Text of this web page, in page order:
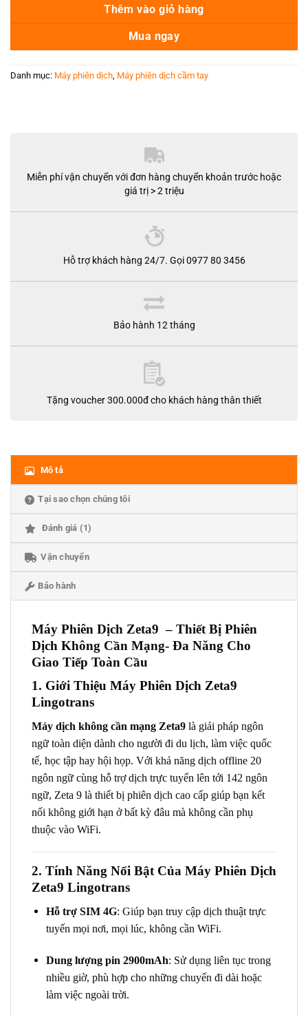
Thêm vào giỏ hàng
Mua ngay
Danh mục: Máy phiên dịch Máy phiên dịch cầm tay
Miễn phí vận chuyển với đơn hàng chuyển khoản trước hoặc
giá trị > 2 triệu
Hỗ trợ khách hàng 24/7. Gọi 0977 80 3456
Bảo hành 12 tháng
Tặng voucher 300.000đ cho khách hàng thân thiết
Mô tả
Tại sao chọn chúng tôi
Đánh giá (1)
Vận chuyển
Bảo hành
Máy Phiên Dịch Zeta9 – Thiết Bị Phiên
Dịch Không Cần Mạng- Đa Năng Cho
Giao Tiếp Toàn Cầu
1. Giới Thiệu Máy Phiên Dịch Zeta9
Lingotrans
Máy dịch không cần mạng Zeta9 là giải pháp ngôn
ngữ toàn diện dành cho người đi du lịch, làm việc quốc
tế, học tập hay hội họp. Với khả năng dịch offline 20
ngôn ngữ cùng hỗ trợ dịch trực tuyến lên tới 142 ngôn
ngữ, Zeta 9 là thiết bị phiên dịch cao cấp giúp bạn kết
nối không giới hạn ở bất kỳ đâu mà không cần phụ
thuộc vào WiFi.
2. Tính Năng Nổi Bật Của Máy Phiên Dịch
Zeta9 Lingotrans
Hỗ trợ SIM 4G: Giúp bạn truy cập dịch thuật trực
tuyến mọi nơi, mọi lúc, không cần WiFi.
Dung lượng pin 2900mAh: Sử dụng liên tục trong
nhiều giờ, phù hợp cho những chuyến đi dài hoặc
làm việc ngoài trời.